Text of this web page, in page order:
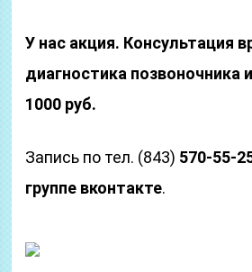
У нас акция. Консультация
диагностика позвоночника
1000 руб.
Запись по тел. (843) 570-55-
группе вконтакте.